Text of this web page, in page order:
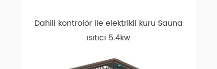
Dahili kontrolör ile elektrikli kuru Sauna
ısıtıcı 5.4kw